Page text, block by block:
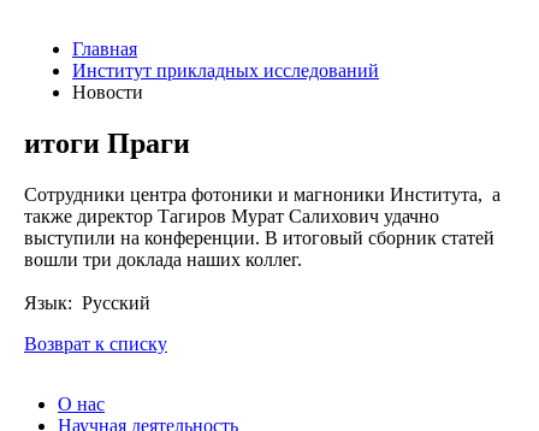
Главная
Институт прикладных исследований
Новости
итоги Праги
Сотрудники центра фотоники и магноники Института, а
также директор Тагиров Мурат Салихович удачно
выступили на конференции. В итоговый сборник статей
вошли три доклада наших коллег.
Язык: Русский
Возврат к списку
О нас
Научная деятельность